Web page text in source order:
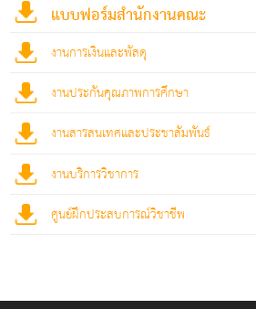
แบบฟอร์มสำนักงานคณะ
งานการเงินและพัสดุ
งานประกันคุณภาพการศึกษา
งานสารสนเทศและประชาสัมพันธ์
งานบริการวิชาการ
ศูนย์ฝึกประสบการณ์วิชาชีพ